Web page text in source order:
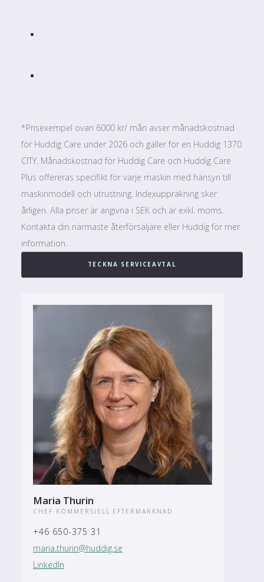
*Prisexempel ovan 6000 kr/ mån avser månadskostnad
för Huddig Care under 2026 och gäller för en Huddig 1370
CITY. Månadskostnad för Huddig Care och Huddig Care
Plus offereras specifikt för varje maskin med hänsyn till
maskinmodell och utrustning. Indexuppräkning sker
årligen. Alla priser är angivna i SEK och är exkl. moms.
Kontakta din närmaste återförsäljare eller Huddig för mer
information.
TECKNA SERVICEAVTAL
Maria Thurin
CHEF KOMMERSIELL EFTERMARKNAD
+46 650-375 31
maria.thurin@huddig.se
LinkedIn